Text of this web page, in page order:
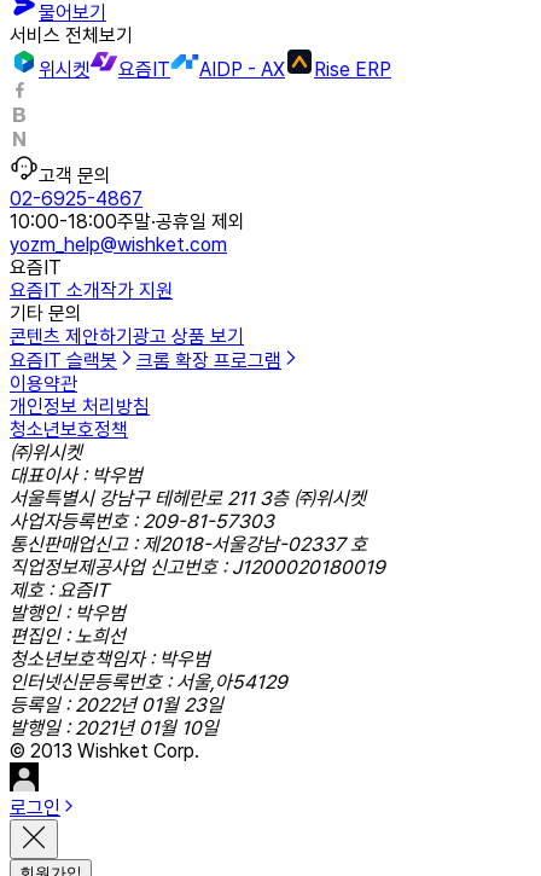
물어보기
서비스 전체보기
위시켓
요즘IT AIDP - AX Rise ERP
고객 문의
02-6925-4867
10:00-18:00주말·공휴일 제외
yozm_help@wishket.com
요즘IT
요즘IT 소개작가 지원
기타 문의
콘텐츠 제안하기 광고 상품 보기
요즘IT 슬랙봇
크롬 확장 프로그램
이용약관
개인정보 처리방침
청소년보호정책
㈜위시켓
대표이사 : 박우범
서울특별시 강남구 테헤란로 211 3층 ㈜위시켓
사업자등록번호 : 209-81-57303
통신판매업신고 : 제2018-서울강남-02337 호
직업정보제공사업 신고번호 : J1200020180019
제호 : 요즘IT
발행인 : 박우범
편집인 : 노희선
청소년보호책임자 : 박우범
인터넷신문등록번호 : 서울,아54129
등록일 : 2022년 01월 23일
발행일 : 2021년 01월 10일
© 2013 Wishket Corp.
로그인